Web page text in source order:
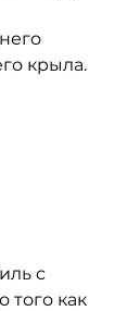
крыла.
с
того как